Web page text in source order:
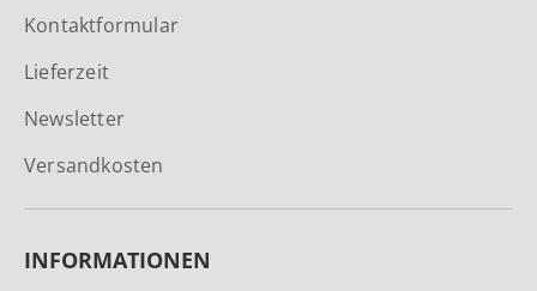
Kontaktformular
Lieferzeit
Newsletter
Versandkosten
INFORMATIONEN